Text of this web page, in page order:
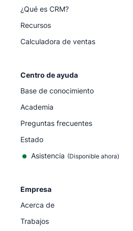
¿Qué es CRM?
Recursos
Calculadora de ventas
Centro de ayuda
Base de conocimiento
Academia
Preguntas frecuentes
Estado
Asistencia (Disponible ahora)
Empresa
Acerca de
Trabajos